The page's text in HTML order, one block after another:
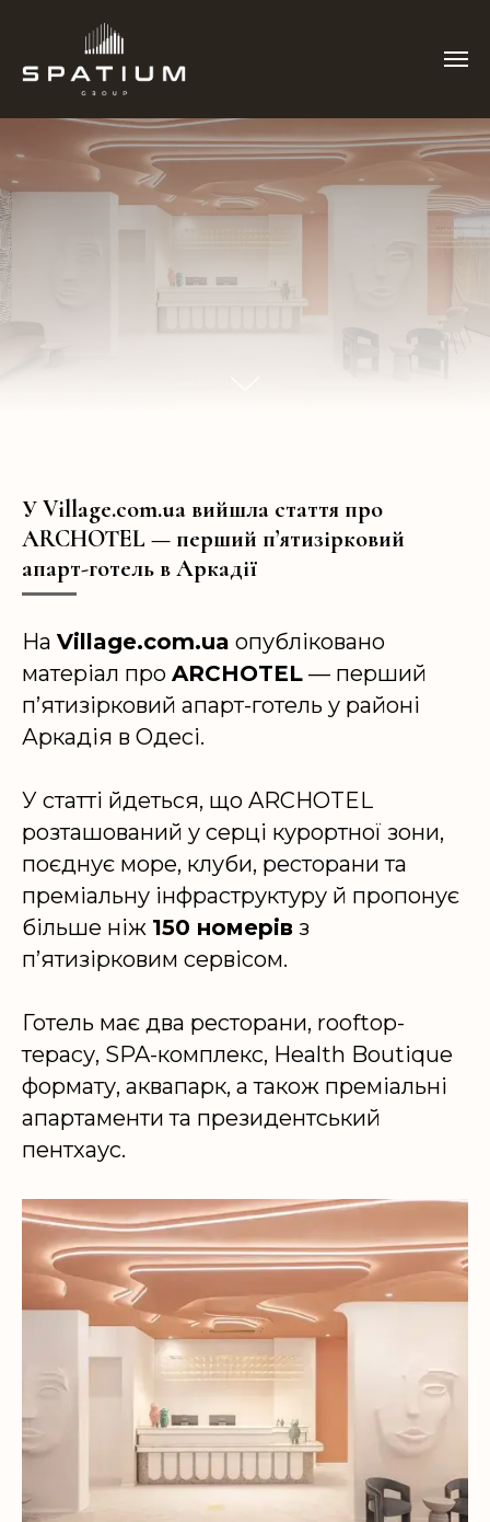
У Village.com.ua вийшла стаття про
ARCHOTEL — перший п’ятизірковий
апарт-готель в Аркадії
На Village.com.ua опубліковано
матеріал про ARCHOTEL — перший
п’ятизірковий апарт-готель у районі
Аркадія в Одесі.
У статті йдеться, що ARCHOTEL
розташований у серці курортної зони,
поєднує море, клуби, ресторани та
преміальну інфраструктуру й пропонує
більше ніж 150 номерів з
п’ятизірковим сервісом.
Готель має два ресторани, rooftop-
терасу, SPA-комплекс, Health Boutique
формату, аквапарк, а також преміальні
апартаменти та президентський
пентхаус.